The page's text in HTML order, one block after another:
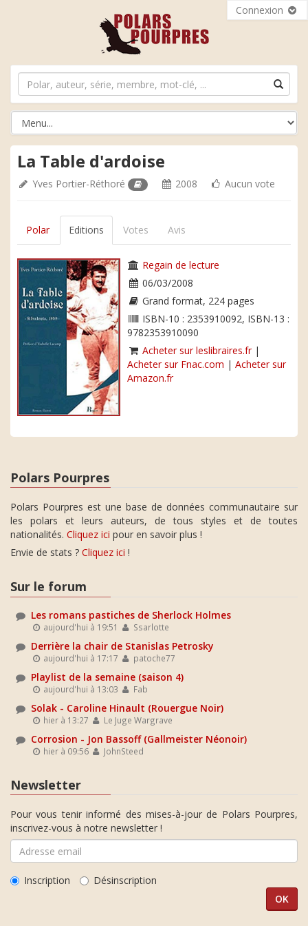
Connexion
La Table d'ardoise
Yves Portier-Réthoré 2008 Aucun vote
Polar Editions Votes Avis
Regain de lecture
06/03/2008
Grand format, 224 pages
ISBN-10 : 2353910092, ISBN-13 :
9782353910090
Acheter sur leslibraires.fr|
Acheter sur Fnac.com | Acheter sur
Amazon.fr
Polars Pourpres
Polars Pourpres est une base de données communautaire sur
les polars et leurs auteurs, de tous styles et de toutes
nationalités. Cliquez ici pour en savoir plus !
Envie de stats ? Cliquez ici !
Sur le forum
Les romans pastiches de Sherlock Holmes
aujourd'hui à 19:51 Ssarlotte
Derrière la chair de Stanislas Petrosky
aujourd'hui à 17:17 patoche77
Playlist de la semaine (saison 4)
aujourd'hui à 13:03 Fab
Solak - Caroline Hinault (Rouergue Noir)
hier à 13:27 Le Juge Wargrave
Corrosion - Jon Bassoff (Gallmeister Néonoir)
hier à 09:56 JohnSteed
Newsletter
Pour vous tenir informé des mises-à-jour de Polars Pourpres,
inscrivez-vous à notre newsletter !
Inscription Désinscription